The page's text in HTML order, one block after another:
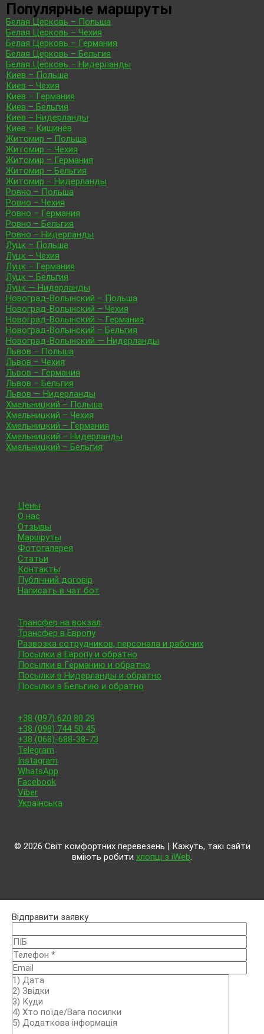
Популярные маршруты
Белая Церковь – Польша
Белая Церковь – Чехия
Белая Церковь – Германия
Белая Церковь – Бельгия
Белая Церковь – Нидерланды
Киев – Польша
Киев – Чехия
Киев – Германия
Киев – Бельгия
Киев – Нидерланды
Киев – Кишинёв
Житомир – Польша
Житомир – Чехия
Житомир – Германия
Житомир – Бельгия
Житомир – Нидерланды
Ровно – Польша
Ровно – Чехия
Ровно – Германия
Ровно – Бельгия
Ровно – Нидерланды
Луцк – Польша
Луцк – Чехия
Луцк – Германия
Луцк – Бельгия
Луцк — Нидерланды
Новоград-Волынский – Польша
Новоград-Волынский – Чехия
Новоград-Волынский – Германия
Новоград-Волынский – Бельгия
Новоград-Волынский — Нидерланды
Львов – Польша
Львов – Чехия
Львов – Германия
Львов – Бельгия
Львов — Нидерланды
Хмельницкий – Польша
Хмельницкий – Чехия
Хмельницкий – Германия
Хмельницкий – Нидерланды
Хмельницкий – Бельгия
Цены
О нас
Отзывы
Маршруты
Фотогалерея
Статьи
Контакты
Публічний договір
Написать в чат бот
Трансфер на вокзал
Трансфер в Европу
Развозка сотрудников, персонала и рабочих
Посылки в Европу и обратно
Посылки в Германию и обратно
Посылки в Нидерланды и обратно
Посылки в Бельгию и обратно
+38 (097) 620 80 29
+38 (098) 744 50 45
+38 (068)-688-38-73
Telegram
Instagram
WhatsApp
Facebook
Viber
Українська
© 2026 Світ комфортних перевезень | Кажуть, такі сайти
вміють робити хлопці з iWeb.
Відправити заявку